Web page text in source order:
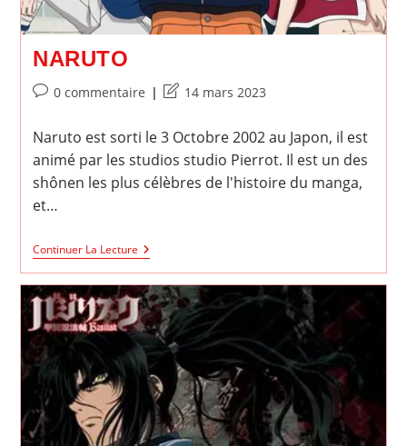
NARUTO
Commentaires
la
0 commentaire
Dernière
de
publication :
14 mars 2023
Naruto est sorti le 3 Octobre 2002 au Japon, il est
animé par les studios studio Pierrot. Il est un des
shônen les plus célèbres de l'histoire du manga,
et…
Continuer La LectureNaruto